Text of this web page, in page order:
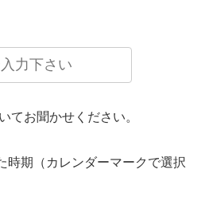
てお聞かせください。
時期（カレンダーマークで選択